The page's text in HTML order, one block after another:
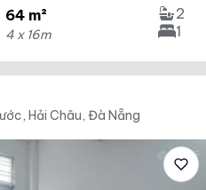
64 m²
4 x 16m
2
1
Hải Châu, Đà Nẵng